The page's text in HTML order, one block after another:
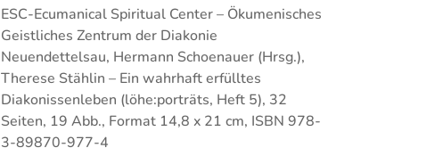
ESC-Ecumanical Spiritual Center – Ökumenisches
Geistliches Zentrum der Diakonie
Neuendettelsau, Hermann Schoenauer (Hrsg.),
Therese Stählin – Ein wahrhaft erfülltes
Diakonissenleben (löhe:porträts, Heft 5), 32
Seiten, 19 Abb., Format 14,8 x 21 cm, ISBN 978-
3-89870-977-4